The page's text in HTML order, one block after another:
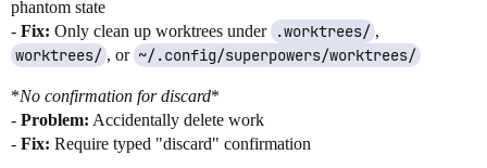
phantom state
- Fix: Only clean up worktrees under .worktrees/ ,
worktrees/ , or ~/.config/superpowers/worktrees/
*No confirmation for discard*
- Problem: Accidentally delete work
- Fix: Require typed "discard" confirmation